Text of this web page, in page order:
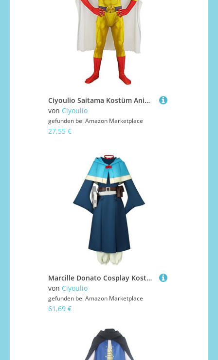
Ciyoulio Saitama Kostüm Anime Cosplay Bodysuit Herren Saitama Overall mit Umhang Kopfbedeckung Set Enge Kampfanzug Uniform Verkleidung für Halloween Comic Con-Performance
von Ciyoulio
gefunden bei Amazon Marketplace
27,55 €
Marcille Donato Cosplay Kostüm Umhang Kleid Komplettes Set Damen Outfits Anime Cosplay Dress Up Anzug Rollenspiel Uniform Party Karneval Bühnenaufführung Halloween Kostüm
von Ciyoulio
gefunden bei Amazon Marketplace
61,69 €